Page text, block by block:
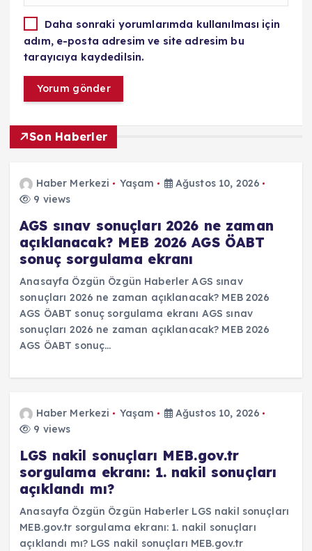
Daha sonraki yorumlarımda kullanılması için
adım, e-posta adresim ve site adresim bu
tarayıcıya kaydedilsin.
Son Haberler
Haber Merkezi Yaşam
Ağustos 10, 2026
9 views
AGS sınav sonuçları 2026 ne zaman
açıklanacak? MEB 2026 AGS ÖABT
sonuç sorgulama ekranı
Anasayfa Özgün Özgün Haberler AGS sınav
sonuçları 2026 ne zaman açıklanacak? MEB 2026
AGS ÖABT sonuç sorgulama ekranı AGS sınav
sonuçları 2026 ne zaman açıklanacak? MEB 2026
AGS ÖABT sonuç…
Haber Merkezi Yaşam
Ağustos 10, 2026
9 views
LGS nakil sonuçları MEB.gov.tr
sorgulama ekranı: 1. nakil sonuçları
açıklandı mı?
Anasayfa Özgün Özgün Haberler LGS nakil sonuçları
MEB.gov.tr sorgulama ekranı: 1. nakil sonuçları
açıklandı mı? LGS nakil sonuçları MEB.gov.tr